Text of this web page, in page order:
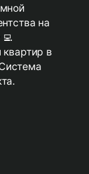
на
в